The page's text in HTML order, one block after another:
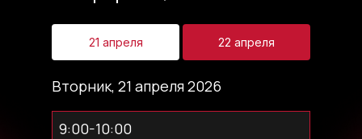
22 апреля
21 апреля
Вторник, 21 апреля 2026
9:00-10:00